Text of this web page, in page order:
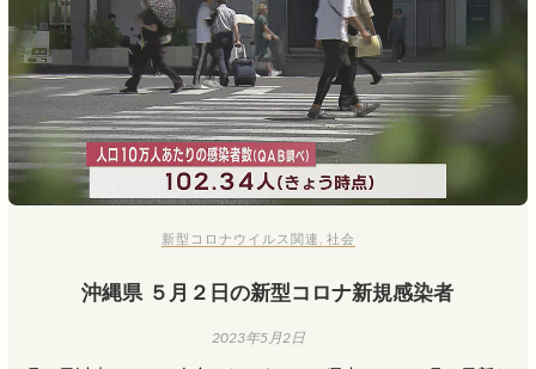
新型コロナウイルス関連 ,社会
沖縄県 ５月２日の新型コロナ新規感染者
2023年5月2日